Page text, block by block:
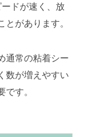
ドが速く、放
があります。
通常の粘着シー
数が増えやすい
す。